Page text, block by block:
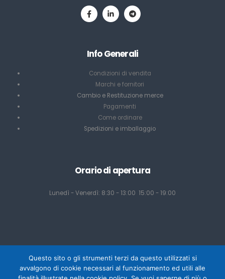
Info Generali
Condizioni di vendita
Marchi e fornitori
Cambio e Restituzione merce
Pagamenti
Come ordinare
Spedizioni e imballaggio
Orario di apertura
Lunedì - Venerdì: 8:30 - 13:00 15:00 - 19:00
Questo sito o gli strumenti terzi da questo utilizzati si
avvalgono di cookie necessari al funzionamento ed utili alle